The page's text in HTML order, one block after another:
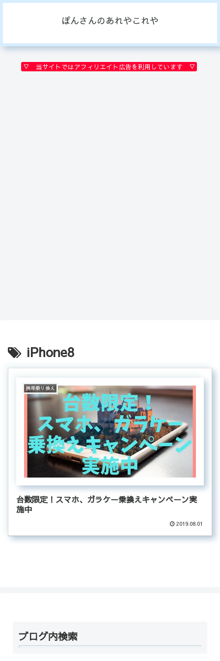
ぽんさんのあれやこれや
▽ 当サイトではアフィリエイト広告を利用しています ▽
iPhone8
携帯乗り換え
台数限定！スマホ、ガラケー乗換えキャンペーン実
施中
2019.08.01
ブログ内検索